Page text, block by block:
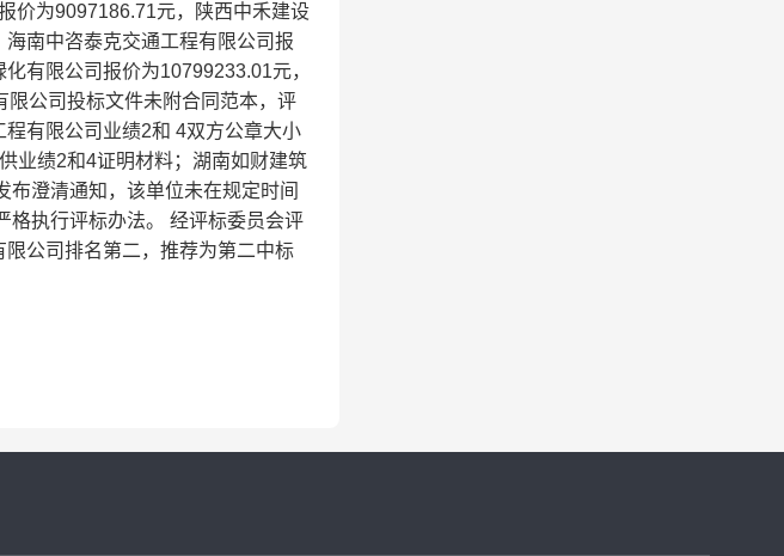
价为9097186.71元，陕西中禾建设
南中咨泰克交通工程有限公司报
有限公司报价为10799233.01元，
公司投标文件未附合同范本，评
有限公司业绩2和 4双方公章大小
业绩2和4证明材料；湖南如财建筑
澄清通知，该单位未在规定时间
格执行评标办法。 经评标委员会评
公司排名第二，推荐为第二中标